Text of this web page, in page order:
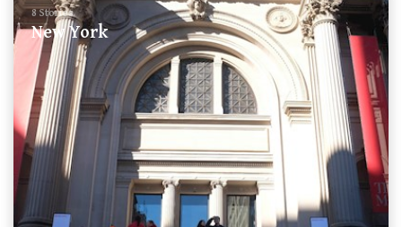
8 Stories
New York